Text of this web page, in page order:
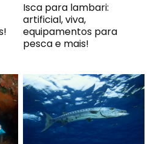
Isca para lambari:
artificial, viva,
equipamentos para
pesca e mais!